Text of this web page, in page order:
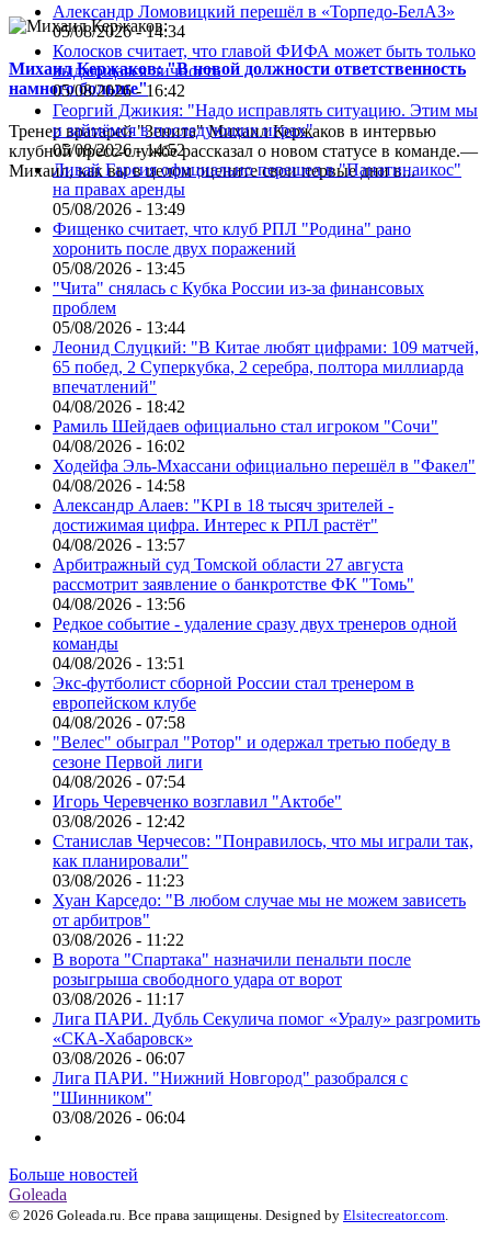
Михаил Кержаков: "В новой должности ответственность
намного больше"
Тренер вратарей "Зенита" Михаил Кержаков в интервью
клубной пресс-службе рассказал о новом статусе в команде.—
Михаил, как вы в целом оцените свои первые дни в...
Александр Ломовицкий перешёл в «Торпедо-БелАЗ»
05/08/2026 - 14:34
Колосков считает, что главой ФИФА может быть только
выдающаяся личность
05/08/2026 - 16:42
Георгий Джикия: "Надо исправлять ситуацию. Этим мы
и займёмся в последующих играх"
05/08/2026 - 14:52
Ливай Гарсия официально перешел в "Панатинаикос"
на правах аренды
05/08/2026 - 13:49
Фищенко считает, что клуб РПЛ "Родина" рано
хоронить после двух поражений
05/08/2026 - 13:45
"Чита" снялась с Кубка России из-за финансовых
проблем
05/08/2026 - 13:44
Леонид Слуцкий: "В Китае любят цифрами: 109 матчей,
65 побед, 2 Суперкубка, 2 серебра, полтора миллиарда
впечатлений"
04/08/2026 - 18:42
Рамиль Шейдаев официально стал игроком "Сочи"
04/08/2026 - 16:02
Ходейфа Эль-Мхассани официально перешёл в "Факел"
04/08/2026 - 14:58
Александр Алаев: "KPI в 18 тысяч зрителей -
достижимая цифра. Интерес к РПЛ растёт"
04/08/2026 - 13:57
Арбитражный суд Томской области 27 августа
рассмотрит заявление о банкротстве ФК "Томь"
04/08/2026 - 13:56
Редкое событие - удаление сразу двух тренеров одной
команды
04/08/2026 - 13:51
Экс-футболист сборной России стал тренером в
европейском клубе
04/08/2026 - 07:58
"Велес" обыграл "Ротор" и одержал третью победу в
сезоне Первой лиги
04/08/2026 - 07:54
Игорь Черевченко возглавил "Актобе"
03/08/2026 - 12:42
Станислав Черчесов: "Понравилось, что мы играли так,
как планировали"
03/08/2026 - 11:23
Хуан Карседо: "В любом случае мы не можем зависеть
от арбитров"
03/08/2026 - 11:22
В ворота "Спартака" назначили пенальти после
розыгрыша свободного удара от ворот
03/08/2026 - 11:17
Лига ПАРИ. Дубль Секулича помог «Уралу» разгромить
«СКА-Хабаровск»
03/08/2026 - 06:07
Лига ПАРИ. "Нижний Новгород" разобрался с
"Шинником"
03/08/2026 - 06:04
Больше новостей
Goleada
© 2026 Goleada.ru. Все права защищены. Designed by Elsitecreator.com